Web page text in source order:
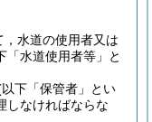
，水道の使用者又は
「水道使用者等」と
下「保管者」とい
しなければならな